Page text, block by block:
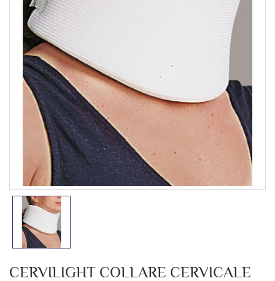
CERVILIGHT COLLARE CERVICALE